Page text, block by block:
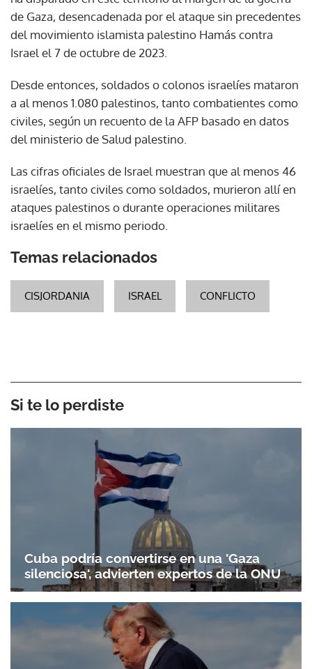
de Gaza, desencadenada por el ataque sin precedentes
del movimiento islamista palestino Hamás contra
Israel el 7 de octubre de 2023.
Desde entonces, soldados o colonos israelíes mataron
a al menos 1.080 palestinos, tanto combatientes como
civiles, según un recuento de la AFP basado en datos
del ministerio de Salud palestino.
Las cifras oficiales de Israel muestran que al menos 46
israelíes, tanto civiles como soldados, murieron allí en
ataques palestinos o durante operaciones militares
israelíes en el mismo periodo.
Temas relacionados
CISJORDANIA ISRAEL CONFLICTO
Si te lo perdiste
Cuba podría convertirse en una 'Gaza
silenciosa', advierten expertos de la ONU